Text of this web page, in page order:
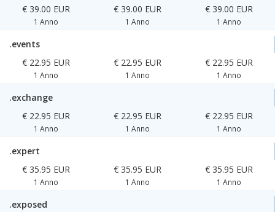
€ 39.00 EUR
1 Anno
€ 39.00 EUR
1 Anno
€ 39.00 EUR
1 Anno
.events
€ 22.95 EUR
1 Anno
€ 22.95 EUR
1 Anno
€ 22.95 EUR
1 Anno
.exchange
€ 22.95 EUR
1 Anno
€ 22.95 EUR
1 Anno
€ 22.95 EUR
1 Anno
.expert
€ 35.95 EUR
1 Anno
€ 35.95 EUR
1 Anno
€ 35.95 EUR
1 Anno
.exposed